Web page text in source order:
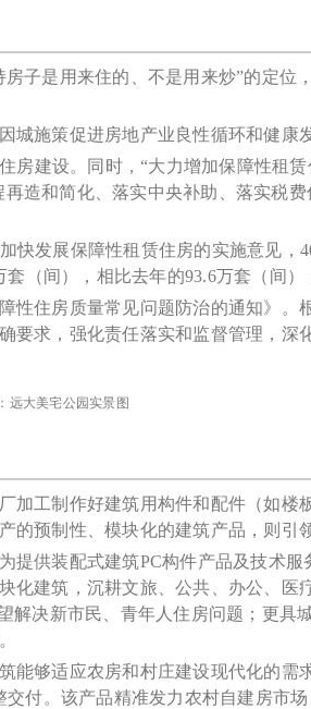
子是用来住的、不是用来炒”的定位
施策促进房地产业良性循环和健康
建设。同时，“大力增加保障性租
造和简化、落实中央补助、落实税
发展保障性租赁住房的实施意见，
（间），相比去年的93.6万套（间）
住房质量常见问题防治的通知》。
求，强化责任落实和监督管理，深
远大美宅公园实景图
工制作好建筑用构件和配件（如楼
预制性、模块化的建筑产品，则引
供装配式建筑PC构件产品及技术
建筑，沉耕文旅、公共、办公、医
决新市民、青年人住房问题；更具
够适应农房和村庄建设现代化的需
付。该产品精准发力农村自建房市